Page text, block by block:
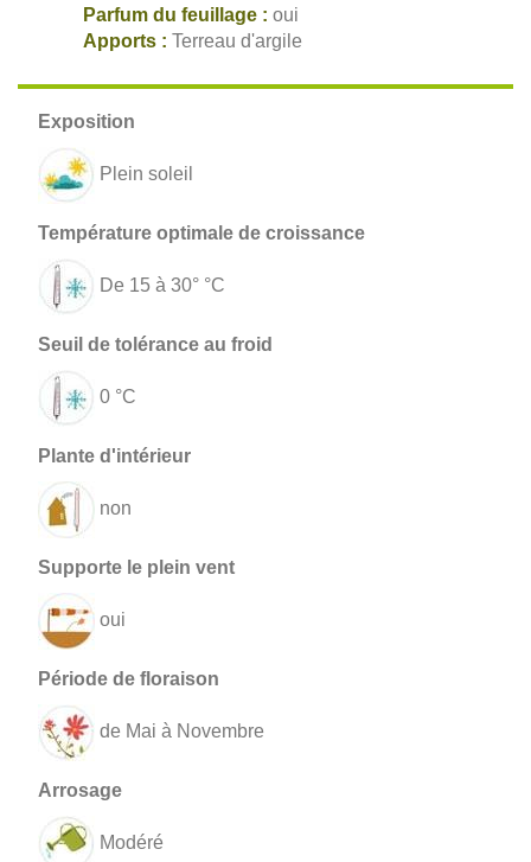
Parfum du feuillage : oui
Apports : Terreau d'argile
Plein soleil
De 15 à 30° °C
0 °C
non
oui
de Mai à Novembre
Modéré